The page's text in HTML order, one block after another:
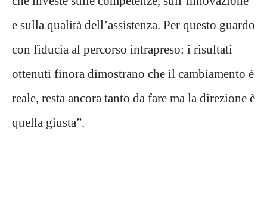
e sulla qualità dell’assistenza. Per questo guardo
con fiducia al percorso intrapreso: i risultati
ottenuti finora dimostrano che il cambiamento è
reale, resta ancora tanto da fare ma la direzione è
quella giusta”.